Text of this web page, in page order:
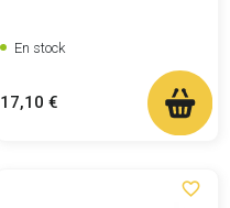
En stock
Prix
17,10 €
favorite_border